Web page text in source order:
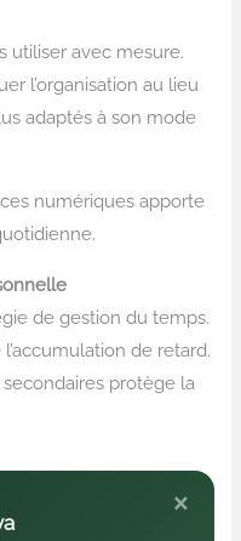
utiliser avec mesure.
l’organisation au lieu
adaptés à son mode
numériques apporte
de gestion du temps.
de retard.
protège la
×